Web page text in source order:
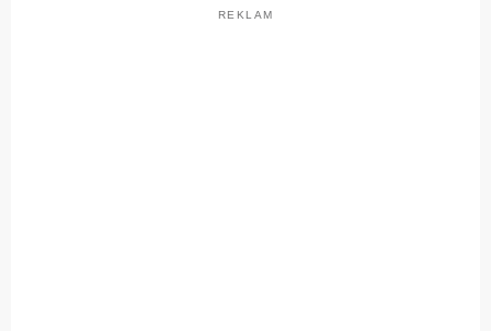
REKLAM